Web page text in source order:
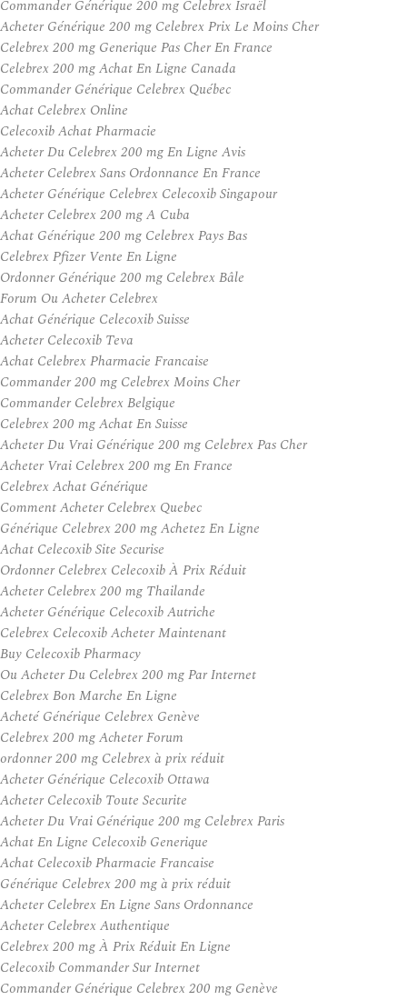
Commander Générique 200 mg Celebrex Israël
Acheter Générique 200 mg Celebrex Prix Le Moins Cher
Celebrex 200 mg Generique Pas Cher En France
Celebrex 200 mg Achat En Ligne Canada
Commander Générique Celebrex Québec
Achat Celebrex Online
Celecoxib Achat Pharmacie
Acheter Du Celebrex 200 mg En Ligne Avis
Acheter Celebrex Sans Ordonnance En France
Acheter Générique Celebrex Celecoxib Singapour
Acheter Celebrex 200 mg A Cuba
Achat Générique 200 mg Celebrex Pays Bas
Celebrex Pfizer Vente En Ligne
Ordonner Générique 200 mg Celebrex Bâle
Forum Ou Acheter Celebrex
Achat Générique Celecoxib Suisse
Acheter Celecoxib Teva
Achat Celebrex Pharmacie Francaise
Commander 200 mg Celebrex Moins Cher
Commander Celebrex Belgique
Celebrex 200 mg Achat En Suisse
Acheter Du Vrai Générique 200 mg Celebrex Pas Cher
Acheter Vrai Celebrex 200 mg En France
Celebrex Achat Générique
Comment Acheter Celebrex Quebec
Générique Celebrex 200 mg Achetez En Ligne
Achat Celecoxib Site Securise
Ordonner Celebrex Celecoxib À Prix Réduit
Acheter Celebrex 200 mg Thailande
Acheter Générique Celecoxib Autriche
Celebrex Celecoxib Acheter Maintenant
Buy Celecoxib Pharmacy
Ou Acheter Du Celebrex 200 mg Par Internet
Celebrex Bon Marche En Ligne
Acheté Générique Celebrex Genève
Celebrex 200 mg Acheter Forum
ordonner 200 mg Celebrex à prix réduit
Acheter Générique Celecoxib Ottawa
Acheter Celecoxib Toute Securite
Acheter Du Vrai Générique 200 mg Celebrex Paris
Achat En Ligne Celecoxib Generique
Achat Celecoxib Pharmacie Francaise
Générique Celebrex 200 mg à prix réduit
Acheter Celebrex En Ligne Sans Ordonnance
Acheter Celebrex Authentique
Celebrex 200 mg À Prix Réduit En Ligne
Celecoxib Commander Sur Internet
Commander Générique Celebrex 200 mg Genève